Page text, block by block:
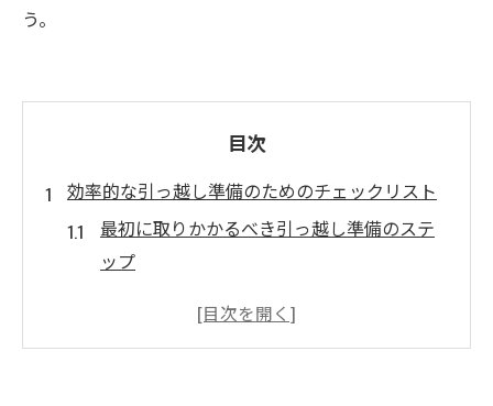
う。
目次
効率的な引っ越し準備のためのチェックリスト
最初に取りかかるべき引っ越し準備のステ
ップ
引っ越しまでのスケジュール管理の方法